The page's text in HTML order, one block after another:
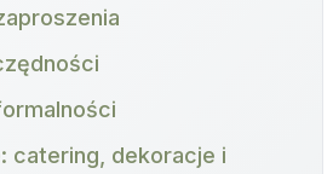
catering, dekoracje i